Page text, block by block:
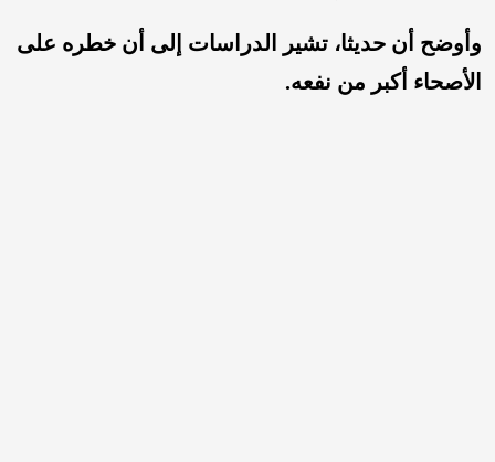
وأوضح أن حديثا، تشير الدراسات إلى أن خطره على
الأصحاء أكبر من نفعه.